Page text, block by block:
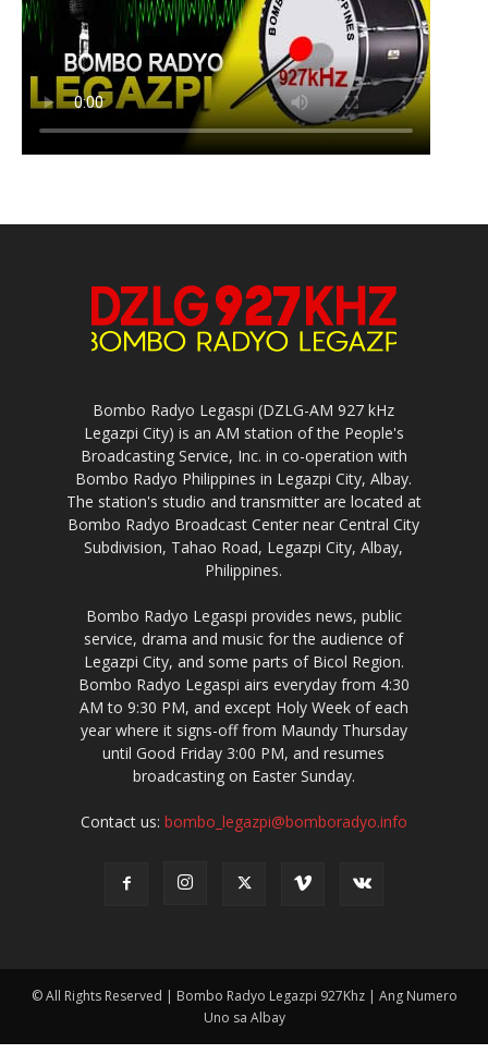
Bombo Radyo Legaspi (DZLG-AM 927 kHz
Legazpi City) is an AM station of the People's
Broadcasting Service, Inc. in co-operation with
Bombo Radyo Philippines in Legazpi City, Albay.
The station's studio and transmitter are located at
Bombo Radyo Broadcast Center near Central City
Subdivision, Tahao Road, Legazpi City, Albay,
Philippines.
Bombo Radyo Legaspi provides news, public
service, drama and music for the audience of
Legazpi City, and some parts of Bicol Region.
Bombo Radyo Legaspi airs everyday from 4:30
AM to 9:30 PM, and except Holy Week of each
year where it signs-off from Maundy Thursday
until Good Friday 3:00 PM, and resumes
broadcasting on Easter Sunday.
Contact us: bombo_legazpi@bomboradyo.info
© All Rights Reserved | Bombo Radyo Legazpi 927Khz | Ang Numero
Uno sa Albay